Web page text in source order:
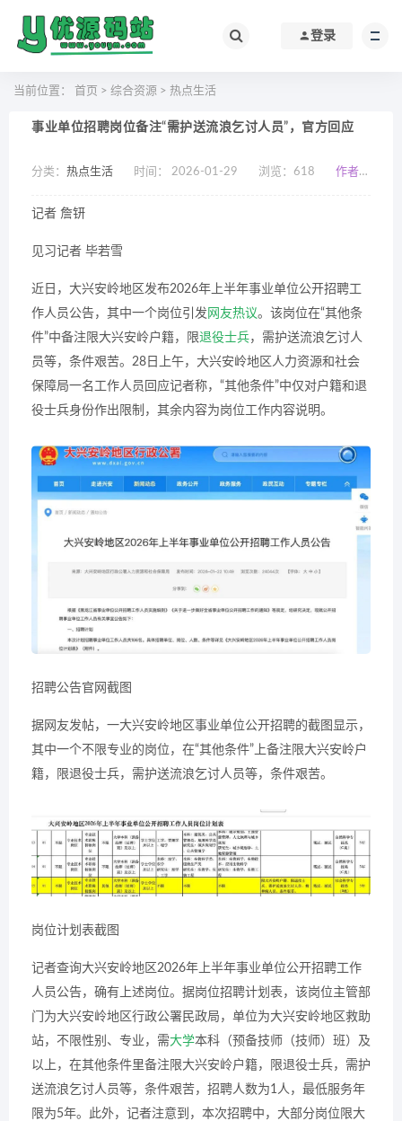
登录
当前位置： 首页 > 综合资源 > 热点生活
事业单位招聘岗位备注“需护送流浪乞讨人员”，官方回应
分类： 热点生活 时间： 2026-01-29 浏览： 618 作者：小编
记者 詹钘
见习记者 毕若雪
近日，大兴安岭地区发布2026年上半年事业单位公开招聘工
作人员公告，其中一个岗位引发 网友热议。该岗位在“其他条
件”中备注限大兴安岭户籍，限退役士兵，需护送流浪乞讨人
员等，条件艰苦。28日上午，大兴安岭地区人力资源和社会
保障局一名工作人员回应记者称，“其他条件”中仅对户籍和退
役士兵身份作出限制，其余内容为岗位工作内容说明。
招聘公告官网截图
据网友发帖，一大兴安岭地区事业单位公开招聘的截图显示，
其中一个不限专业的岗位，在“其他条件”上备注限大兴安岭户
籍，限退役士兵，需护送流浪乞讨人员等，条件艰苦。
岗位计划表截图
记者查询大兴安岭地区2026年上半年事业单位公开招聘工作
人员公告，确有上述岗位。据岗位招聘计划表，该岗位主管部
门为大兴安岭地区行政公署民政局，单位为大兴安岭地区救助
站，不限性别、专业，需大学本科（预备技师（技师）班）及
以上，在其他条件里备注限大兴安岭户籍，限退役士兵，需护
送流浪乞讨人员等，条件艰苦，招聘人数为1人，最低服务年
限为5年。此外，记者注意到，本次招聘中，大部分岗位限大